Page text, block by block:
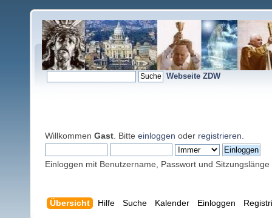
Webseite ZDW
Willkommen Gast . Bitte einloggen oder registrieren
Einloggen mit Benutzername, Passwort und Sitzungslänge
Übersicht Hilfe Suche Kalender Einloggen